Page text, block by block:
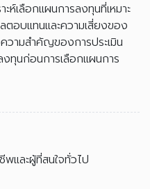
ะห์เลือกแผนการลงทุนที่เหมาะ
ตอบแทนและความเสี่ยงของ
วามสำคัญของการประเมิน
ทุนก่อนการเลือกแผนการ
และผู้ที่สนใจทั่วไป